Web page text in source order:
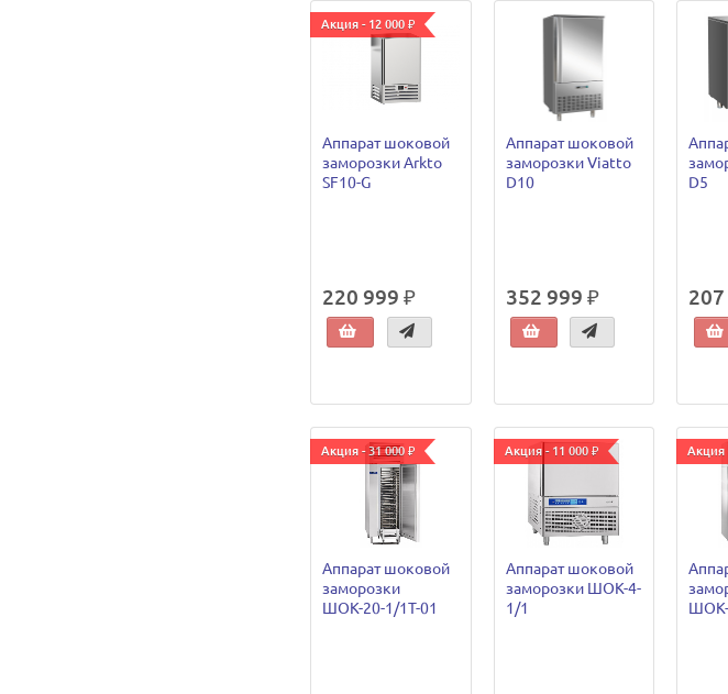
Акция - 12 000 ₽
Аппарат шоковой
заморозки Arkto
SF10-G
220 999 ₽
Аппарат шоковой
заморозки Viatto
D10
352 999 ₽
D5
Акция - 31 000 ₽
Аппарат шоковой
заморозки
ШОК-20-1/1Т-01
Акция - 11 000 ₽
Аппарат шоковой
заморозки ШОК-4-
1/1
Акция